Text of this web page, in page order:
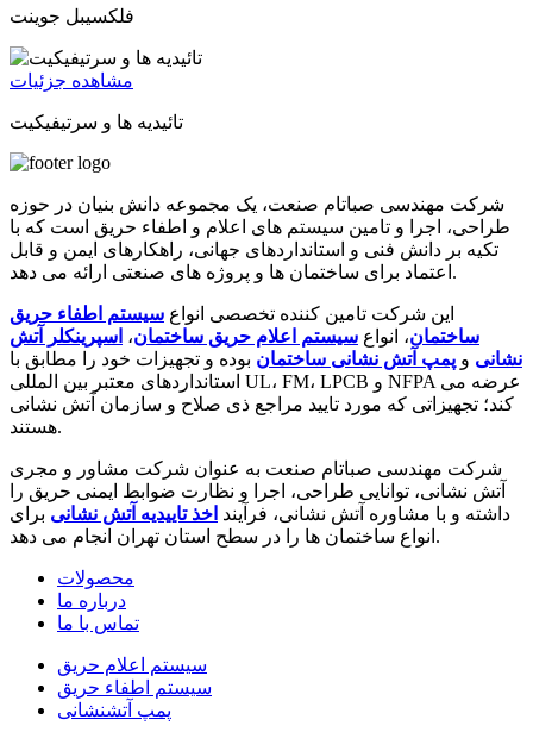
فلکسیبل جوینت
مشاهده جزئیات
تائیدیه ها و سرتیفیکیت
شرکت مهندسی صباتام صنعت، یک مجموعه دانش بنیان در حوزه
طراحی، اجرا و تامین سیستم های اعلام و اطفاء حریق است که با
تکیه بر دانش فنی و استانداردهای جهانی، راهکارهای ایمن و قابل
اعتماد برای ساختمان ها و پروژه های صنعتی ارائه می دهد.
این شرکت تامین کننده تخصصی انواع سیستم اطفاء حریق
ساختمان، انواع سیستم اعلام حریق ساختمان، اسپرینکلر آتش
نشانی و پمپ آتش نشانی ساختمان بوده و تجهیزات خود را مطابق با
استانداردهای معتبر بین المللی UL، FM، LPCB و NFPA عرضه می
کند؛ تجهیزاتی که مورد تایید مراجع ذی صلاح و سازمان آتش نشانی
هستند.
شرکت مهندسی صباتام صنعت به عنوان شرکت مشاور و مجری
آتش نشانی، توانایی طراحی، اجرا و نظارت ضوابط ایمنی حریق را
داشته و با مشاوره آتش نشانی، فرآیند اخذ تاییدیه آتش نشانی برای
انواع ساختمان ها را در سطح استان تهران انجام می دهد.
محصولات
درباره ما
تماس با ما
سیستم اعلام حریق
سیستم اطفاء حریق
پمپ آتشنشانی